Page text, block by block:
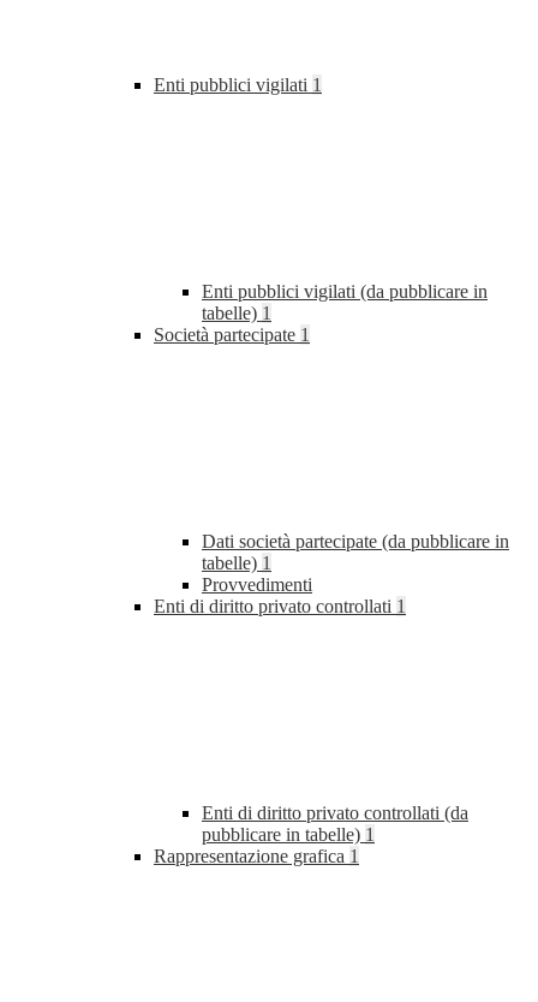
Enti pubblici vigilati 1
Enti pubblici vigilati (da pubblicare in
tabelle) 1
Società partecipate 1
Dati società partecipate (da pubblicare in
tabelle) 1
Provvedimenti
Enti di diritto privato controllati 1
Enti di diritto privato controllati (da
pubblicare in tabelle) 1
Rappresentazione grafica 1